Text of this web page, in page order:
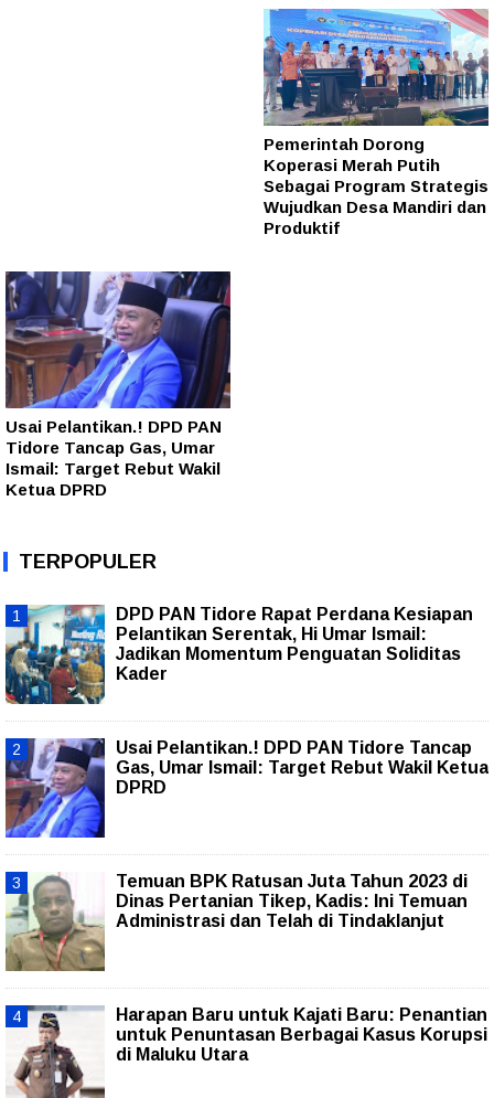
Pemerintah Dorong
Koperasi Merah Putih
Sebagai Program Strategis
Wujudkan Desa Mandiri dan
Produktif
Usai Pelantikan.! DPD PAN
Tidore Tancap Gas, Umar
Ismail: Target Rebut Wakil
Ketua DPRD
TERPOPULER
DPD PAN Tidore Rapat Perdana Kesiapan
Pelantikan Serentak, Hi Umar Ismail:
Jadikan Momentum Penguatan Soliditas
Kader
Usai Pelantikan.! DPD PAN Tidore Tancap
Gas, Umar Ismail: Target Rebut Wakil Ketua
DPRD
Temuan BPK Ratusan Juta Tahun 2023 di
Dinas Pertanian Tikep, Kadis: Ini Temuan
Administrasi dan Telah di Tindaklanjut
Harapan Baru untuk Kajati Baru: Penantian
untuk Penuntasan Berbagai Kasus Korupsi
di Maluku Utara